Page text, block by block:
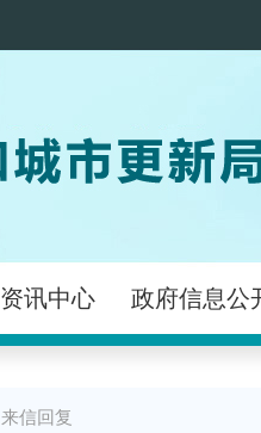
资讯中心 政府信息公
来信回复